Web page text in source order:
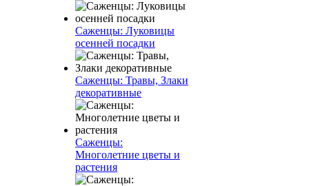
Саженцы: Луковицы
осенней посадки
Саженцы: Травы, Злаки
декоративные
Саженцы:
Многолетние цветы и
растения